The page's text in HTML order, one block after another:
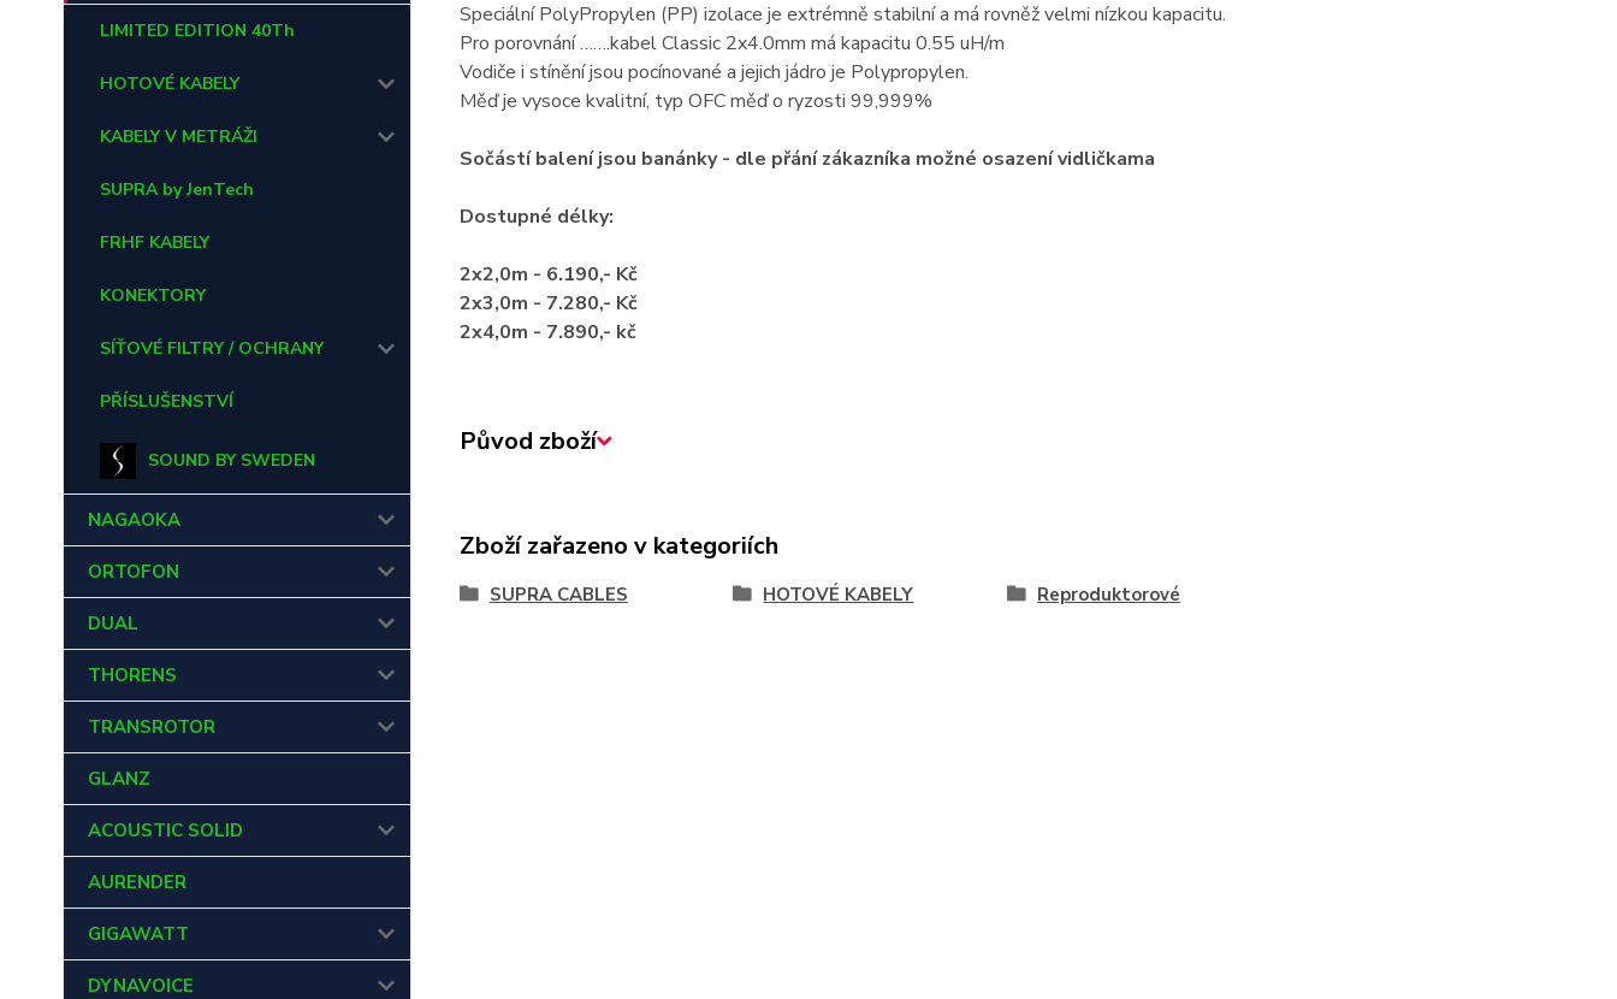
LIMITED EDITION 40Th
HOTOVÉ KABELY
KABELY V METRÁŽI
SUPRA by JenTech
FRHF KABELY
KONEKTORY
SÍŤOVÉ FILTRY / OCHRANY
PŘÍSLUŠENSTVÍ
SOUND BY SWEDEN
NAGAOKA
ORTOFON
DUAL
THORENS
TRANSROTOR
GLANZ
ACOUSTIC SOLID
AURENDER
GIGAWATT
DYNAVOICE
Speciální PolyPropylen (PP) izolace je extrémně stabilní a má rovněž velmi nízkou kapacitu.
Pro porovnání …….kabel Classic 2x4.0mm má kapacitu 0.55 uH/m
Vodiče i stínění jsou pocínované a jejich jádro je Polypropylen.
Měď je vysoce kvalitní, typ OFC měď o ryzosti 99,999%
Sočástí balení jsou banánky - dle přání zákazníka možné osazení vidličkama
Dostupné délky:
2x2,0m - 6.190,- Kč
2x3,0m - 7.280,- Kč
2x4,0m - 7.890,- kč
Původ zboží
Zboží zařazeno v kategoriích
SUPRA CABLES HOTOVÉ KABELY Reproduktorové